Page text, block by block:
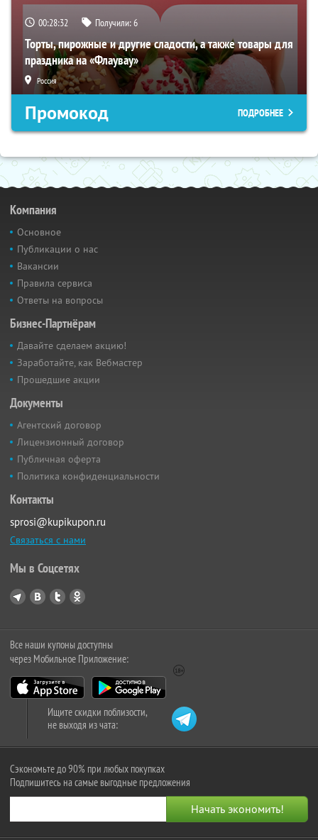
00:28:31 Получили:6
Торты, пирожные и другие сладости, а также товары для
праздника на «Флаувау»
Россия
Промокод ПОДРОБНЕЕ
Компания
Основное
Публикации о нас
Вакансии
Правила сервиса
Ответы на вопросы
Бизнес-Партнёрам
Давайте сделаем акцию!
Заработайте, как Вебмастер
Прошедшие акции
Документы
Агентский договор
Лицензионный договор
Публичная оферта
Политика конфиденциальности
Контакты
sprosi@kupikupon.ru
Связаться с нами
Мы в Соцсетях
Все наши купоны доступны
через Мобильное Приложение:
Ищите скидки поблизости,
не выходя из чата:
Сэкономьте до 90% при любых покупках
Подпишитесь на самые выгодные предложения